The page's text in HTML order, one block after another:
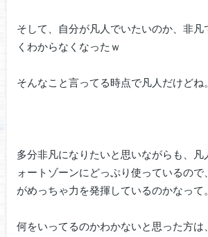
そして、自分が凡人でいたいのか、非凡
くわからなくなったｗ
そんなこと言ってる時点で凡人だけどね。
多分非凡になりたいと思いながらも、凡
ォートゾーンにどっぷり使っているので
がめっちゃ力を発揮しているのかなって。
何をいってるのかわかないと思った方は